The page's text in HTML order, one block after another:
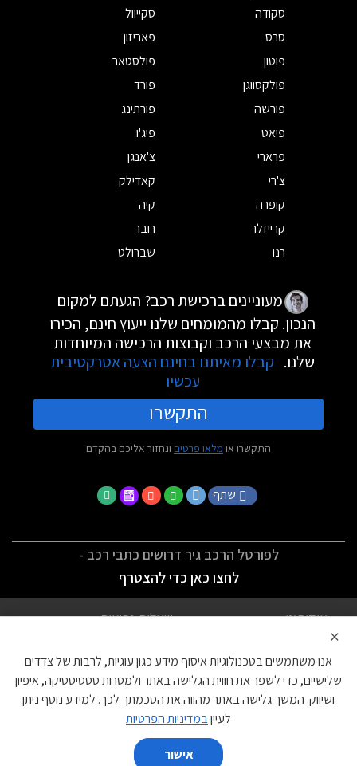
סקודה
סקייוול
סרס
פאריזון
פוטון
פולסטאר
פולקסווגן
פורד
פורשה
פורתינג
פיאט
פיג'ו
פרארי
צ'אנגן
צ'רי
קאדילק
קופרה
קיה
קרייזלר
רובר
רנו
שברולט
מעוניינים ברכישת רכב? הגעתם למקום
הנכון. קבלו מהמומחים שלנו ייעוץ חינם, הכירו
את מבצעי הרכב וקבוצות הרכישה המיוחדות
שלנו. קבלו מאיתנו בחינם הצעה אטרקטיבית
עכשיו
התקשרו
התקשרו או מלאו פרטים ונחזור אליכם בהקדם
שתף
לפורטל הרכב גיר דרושים כתבי רכב -
לחצו כאן כדי להצטרף
אודותינו
שאלות נפוצות
הצהרת נגישות
צור קשר
עוגיות
×
אנו משתמשים בטכנולוגיות איסוף מידע כגון עוגיות, לרבות של צדדים
שלישיים, כדי לשפר את חווית הגלישה באתר ולמטרות סטטיסטיקה, איפיון
ושיווק. המשך גלישה באתר מהווה את הסכמתך לכך. למידע נוסף ניתן
לעייןבמדיניות הפרטיות
אישור